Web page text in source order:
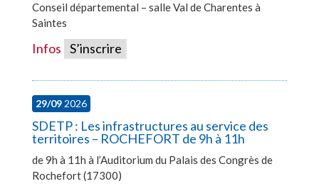
Conseil départemental – salle Val de Charentes à
Saintes
Infos S’inscrire
29/092026
SDETP : Les infrastructures au service des
territoires – ROCHEFORT de 9h à 11h
de 9h à 11h à l’Auditorium du Palais des Congrès de
Rochefort (17300)